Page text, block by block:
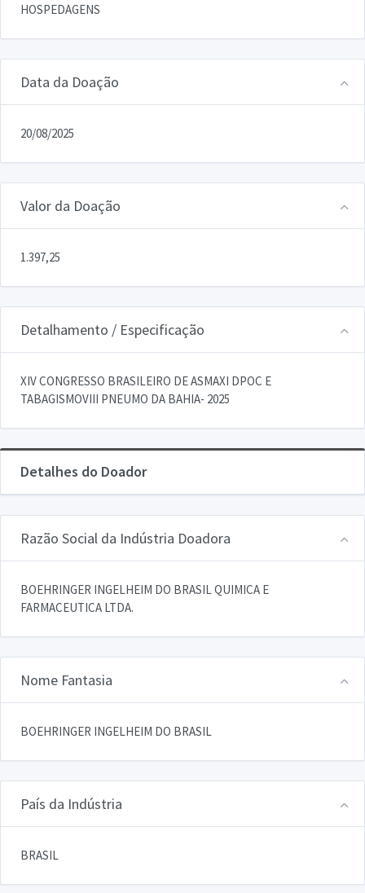
HOSPEDAGENS
Data da Doação
20/08/2025
Valor da Doação
1.397,25
Detalhamento / Especificação
XIV CONGRESSO BRASILEIRO DE ASMAXI DPOC E
TABAGISMOVIII PNEUMO DA BAHIA- 2025
Detalhes do Doador
Razão Social da Indústria Doadora
BOEHRINGER INGELHEIM DO BRASIL QUIMICA E
FARMACEUTICA LTDA.
Nome Fantasia
BOEHRINGER INGELHEIM DO BRASIL
País da Indústria
BRASIL